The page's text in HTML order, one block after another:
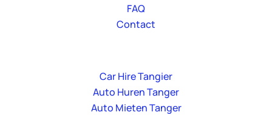
FAQ
Contact
Car Hire Tangier
Auto Huren Tanger
Auto Mieten Tanger